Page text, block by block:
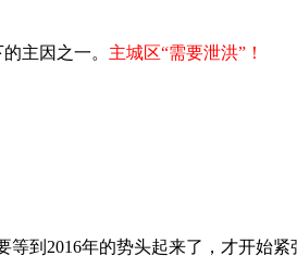
主因之一。 主城区“需要泄洪”！
等到2016年的势头起来了，才开始紧